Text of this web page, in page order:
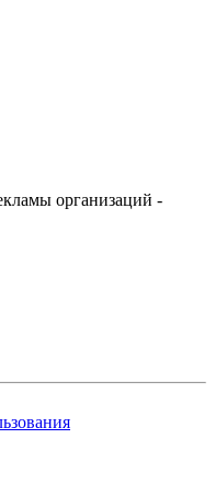
организаций -